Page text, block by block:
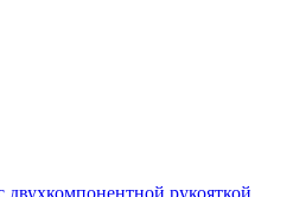
двухкомпонентной рукояткой